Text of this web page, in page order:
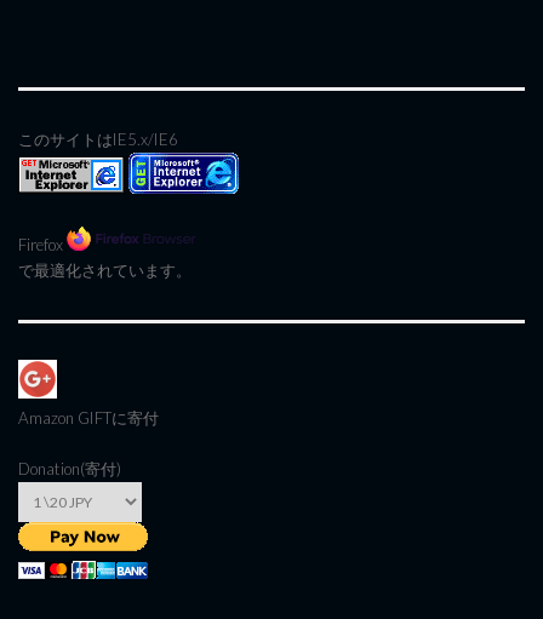
このサイトはIE5.x/IE6
Firefox
で最適化されています。
Amazon GIFTに寄付
Donation(寄付)